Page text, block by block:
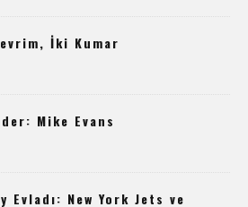
İki Kumar
Mike Evans
Evladı: New York Jets ve